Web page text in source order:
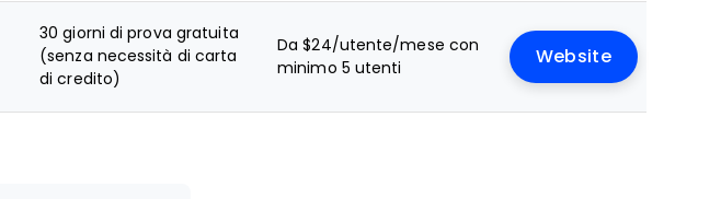
30 giorni di prova gratuita
(senza necessità di carta
di credito)
Da $24/utente/mese con
minimo 5 utenti
Website